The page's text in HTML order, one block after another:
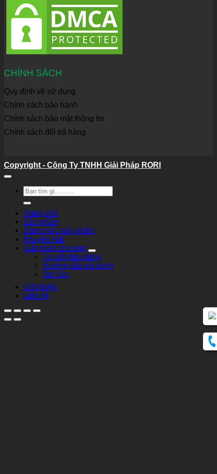
CHÍNH SÁCH
Quy định về sử dụng
Chính sách bảo hành
Chính sách bảo mật thông tin
Chính sách đổi trả hàng
Copyright - Công Ty TNHH Giải Pháp RORI
Tìm
kiếm:
Trang chủ
Sản phẩm
Danh mục sản phẩm
Khuyến mãi
Giải pháp cho bạn
Tư vấn tiêu dùng
Hướng dẫn sử dụng
Tin Tức
Giới thiệu
Liên hệ